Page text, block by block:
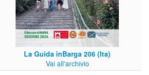
La Guida inBarga 206 (Ita)
Vai all'archivio